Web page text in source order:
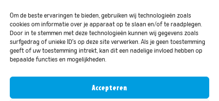
Om de beste ervaringen te bieden, gebruiken wij technologieën zoals
cookies om informatie over je apparaat op te slaan en/of te raadplegen.
Door in te stemmen met deze technologieën kunnen wij gegevens zoals
surfgedrag of unieke ID's op deze site verwerken. Als je geen toestemming
geeft of uw toestemming intrekt, kan dit een nadelige invloed hebben op
bepaalde functies en mogelijkheden.
Accepteren
Door u te abonneren, gaat u akkoord met ons privacybeleid en stemt u
ermee in om updates van ons te ontvangen.
Privacy beleid